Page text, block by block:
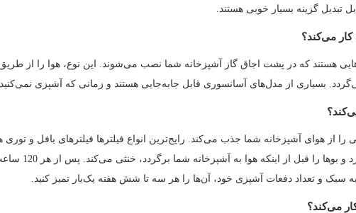
تبدیل گزینه بسیار خوبی هستند.
می‌کند؟
هستند که در پشت اجاق گاز آشپزخانه شما نصب می‌شوند. این نوع، هوا را از طریق
بسیاری از مدل‌های آسانسوری قابل جابه‌جایی هستند و زمانی که آشپزی
را از هوای آشپزخانه شما جذب می‌کند. رایج‌ترین انواع فیلترها فیلترهای بافل و
چربی را
به سبک و تعداد دفعات آشپزی خود، آن‌ها را هر سه تا شش هفته یک‌بار تمیز کنید.
می‌کند؟